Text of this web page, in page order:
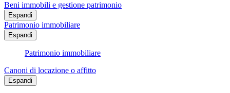
Beni immobili e gestione patrimonio
Espandi
Patrimonio immobiliare
Espandi
Patrimonio immobiliare
Canoni di locazione o affitto
Espandi